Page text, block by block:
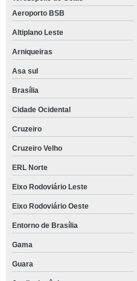
Aeroporto BSB
Altiplano Leste
Arniqueiras
Asa sul
Brasília
Cidade Ocidental
Cruzeiro
Cruzeiro Velho
ERL Norte
Eixo Rodoviário Leste
Eixo Rodoviário Oeste
Entorno de Brasília
Gama
Guara